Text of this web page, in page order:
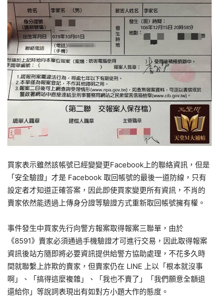
買家表示雖然該帳號已經變變更Facebook上的聯絡資訊，但是
「安全驗證」才是 Facebook 取回帳號的最後一道防線，只有
設定者才知道正確答案，因此即使買家變更所有資訊，不肖的
賣家依然能透過上傳身分證等驗證方式重新取回帳號擁有權。
事件發生中買家先行向警方報案取得報案三聯單，由於
《8591》賣家必須通過手機驗證才可進行交易，因此取得報案
資訊後站方隨即將必要資訊提供給警方協助處理，不花多久時
間就聯繫上詐欺的賣家，但賣家仍在 LINE 上以「根本就沒事
啊」、「搞得這麼複雜」、「我也不賣了」「我們願意全額退
還給你」等說詞表現出有如對方小題大作的態度。